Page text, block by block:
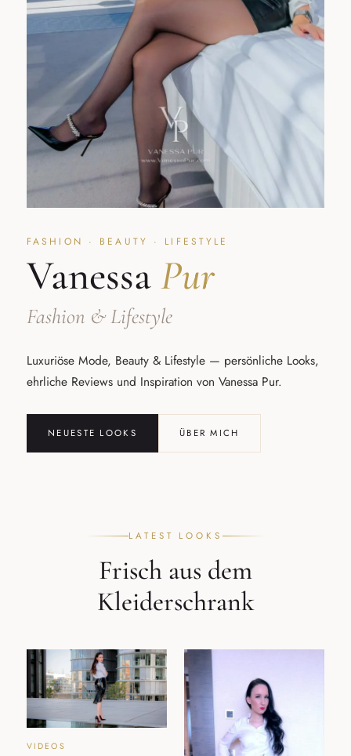
FASHION · BEAUTY · LIFESTYLE
VanessaPur
Fashion & Lifestyle
Luxuriöse Mode, Beauty & Lifestyle — persönliche Looks,
ehrliche Reviews und Inspiration von Vanessa Pur.
NEUESTE LOOKS ÜBER MICH
LATEST LOOKS
Frisch aus dem
Kleiderschrank
VIDEOS